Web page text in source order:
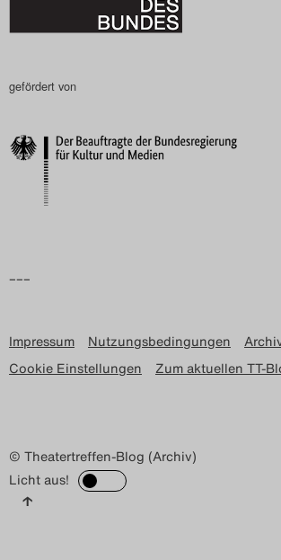
Das
gefördert von
–––
Impressum Nutzungsbedingungen
Cookie Einstellungen
Zum aktuellen TT-
© Theatertreffen-Blog (Archiv)
Licht aus!
↑